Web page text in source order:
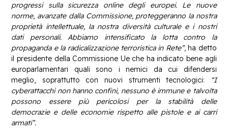
progressi sulla sicurezza online degli europei. Le nuove
norme, avanzate dalla Commissione, proteggeranno la nostra
proprietà intellettuale, la nostra diversità culturale e i nostri
dati personali. Abbiamo intensificato la lotta contro la
propaganda e la radicalizzazione terroristica in Rete”,ha detto
il presidente della Commissione Ue che ha indicato bene agli
europarlamentari quali sono i nemici da cui difendersi
meglio, soprattutto con nuovi strumenti tecnologici:
“I
cyberattacchi non hanno confini, nessuno è immune e talvolta
possono essere più pericolosi per la stabilità delle
democrazie e delle economie rispetto alle pistole e ai carri
armati”.